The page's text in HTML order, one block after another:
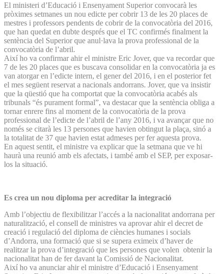
El ministeri d’Educació i Ensenyament Superior convocarà les
pròximes setmanes un nou edicte per cobrir 13 de les 20 places de
mestres i professors pendents de cobrir de la convocatòria del 2016,
que han quedat en dubte després que el TC confirmés finalment la
sentència del Superior que anul·lava la prova professional de la
convocatòria de l’abril.
Així ho va confirmar ahir el ministre Eric Jover, que va recordar que
7 de les 20 places que es buscava consolidar en la convocatòria ja es
van atorgar en l’edicte intern, el gener del 2016, i en el posterior fet
el mes següent reservat a nacionals andorrans. Jover, que va insistir
que la qüestió que ha comportat que la convocatòria acabés als
tribunals “és purament formal”, va destacar que la sentència obliga a
tornar enrere fins al moment de la convocatòria de la prova
professional de l’edicte de l’abril de l’any 2016, i va avançar que no
només se citarà les 13 persones que havien obtingut la plaça, sinó a
la totalitat de 37 que havien estat admeses per fer aquesta prova.
En aquest sentit, el ministre va explicar que la setmana que ve hi
haurà una reunió amb els afectats, i també amb el SEP, per exposar-
los la situació.
Es crea un nou diploma per acreditar la integració
Amb l’objectiu de flexibilitzar l’accés a la nacionalitat andorrana per
naturalització, el consell de ministres va aprovar ahir el decret de
creació i regulació del diploma de ciències humanes i socials
d’Andorra, una formació que si se supera eximeix d’haver de
realitzar la prova d’integració que les persones que volen obtenir la
nacionalitat han de fer davant la Comissió de Nacionalitat.
Així ho va anunciar ahir el ministre d’Educació i Ensenyament